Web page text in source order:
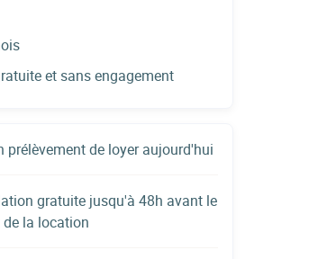
et sans engagement
prélèvement de loyer aujourd'hui
gratuite jusqu'à 48h avant le
la location